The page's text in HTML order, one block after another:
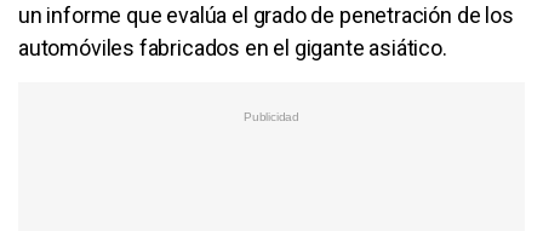
un informe que evalúa el grado de penetración de los
automóviles fabricados en el gigante asiático.